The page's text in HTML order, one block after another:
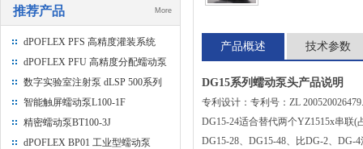
推荐产品 More
dPOFLEX PFS 高精度灌装系统
dPOFLEX PFU 高精度分配蠕动泵
数字实验室注射泵 dLSP 500系列
智能触屏蠕动泵L100-1F
精密蠕动泵BT100-3J
dPOFLEX BP01 工业型蠕动泵
产品概述 技术参数
DG15系列蠕动泵头产品说明
专利设计：专利号：ZL
DG15-24适合替代两个YZ1515x串联(
DG15-28、DG15-48、比DG-2、DG-